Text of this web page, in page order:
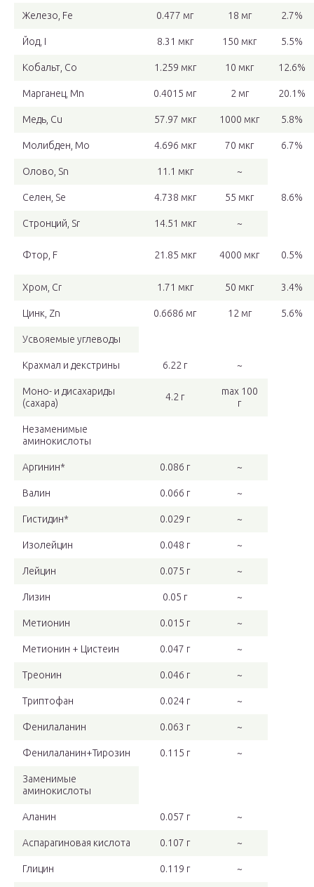
Железо, Fe 0.477 мг 18 мг 2.7%
Йод, I 8.31 мкг 150 мкг 5.5%
Кобальт, Co 1.259 мкг 10 мкг 12.6%
Марганец, Mn 0.4015 мг 2 мг 20.1%
Медь, Cu 57.97 мкг 1000 мкг 5.8%
Молибден, Mo 4.696 мкг 70 мкг 6.7%
Олово, Sn 11.1 мкг ~
Селен, Se 4.738 мкг 55 мкг 8.6%
Стронций, Sr 14.51 мкг ~
Фтор, F 21.85 мкг 4000 мкг 0.5%
Хром, Cr 1.71 мкг 50 мкг 3.4%
Цинк, Zn 0.6686 мг 12 мг 5.6%
Усвояемые углеводы
Крахмал и декстрины 6.22 г ~
Моно- и дисахариды
(сахара)
4.2 г
max 100
г
Незаменимые
аминокислоты
Аргинин* 0.086 г ~
Валин 0.066 г ~
Гистидин* 0.029 г ~
Изолейцин 0.048 г ~
Лейцин 0.075 г ~
Лизин 0.05 г ~
Метионин 0.015 г ~
Метионин + Цистеин 0.047 г ~
Треонин 0.046 г ~
Триптофан 0.024 г ~
Фенилаланин 0.063 г ~
Фенилаланин+Тирозин 0.115 г ~
Заменимые
аминокислоты
Аланин 0.057 г ~
Аспарагиновая кислота 0.107 г ~
Глицин 0.119 г ~